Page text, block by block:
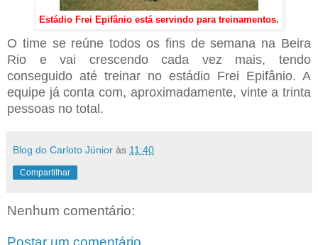
Estádio Frei Epifânio está servindo para treinamentos.
O time se reúne todos os fins de semana na Beira
Rio e vai crescendo cada vez mais, tendo
conseguido até treinar no estádio Frei Epifânio. A
equipe já conta com, aproximadamente, vinte a trinta
pessoas no total.
Blog do Carloto Júnior às 11:40
Compartilhar
Nenhum comentário:
Postar um comentário